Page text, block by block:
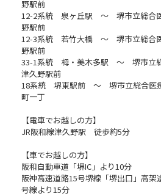
野駅前
12-2系統 泉ヶ丘駅 ～ 堺市立総合
野駅前
12-3系統 若竹大橋 ～ 堺市立総合
野駅前
33-1系統 栂・美木多駅 ～ 堺市立
津久野駅前
18系統 堺東駅前 ～ 堺市立総合医
町一丁
【電車でお越しの方】
JR阪和線津久野駅 徒歩約5分
【車でお越しの方】
阪和自動車道「堺IC」より10分
阪神高速道路15号堺線「堺出口」高架
号線より15分